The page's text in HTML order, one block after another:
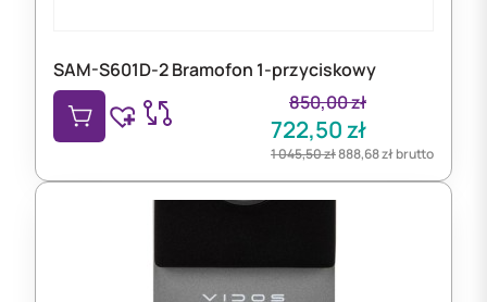
SAM-S601D-2 Bramofon 1-przyciskowy
850,00zł
722,50zł
1 045,50zł888,68złbrutto